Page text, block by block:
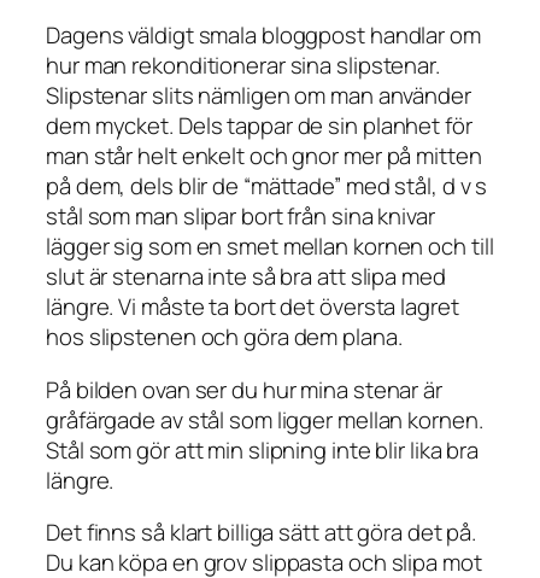
Dagens väldigt smala bloggpost handlar om
hur man rekonditionerar sina slipstenar.
Slipstenar slits nämligen om man använder
dem mycket. Dels tappar de sin planhet för
man står helt enkelt och gnor mer på mitten
på dem, dels blir de “mättade” med stål, d v s
stål som man slipar bort från sina knivar
lägger sig som en smet mellan kornen och till
slut är stenarna inte så bra att slipa med
längre. Vi måste ta bort det översta lagret
hos slipstenen och göra dem plana.
På bilden ovan ser du hur mina stenar är
gråfärgade av stål som ligger mellan kornen.
Stål som gör att min slipning inte blir lika bra
längre.
Det finns så klart billiga sätt att göra det på.
Du kan köpa en grov slippasta och slipa mot